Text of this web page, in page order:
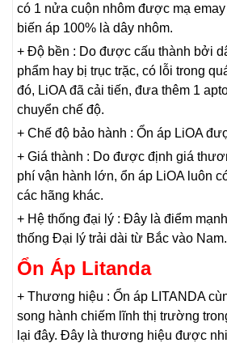
có 1 nửa cuộn nhôm được mạ
biến áp 100% là dây nhôm.
+ Độ bền : Do được cấu thành bởi
phẩm hay bị trục trặc, có lỗi trong
đó, LiOA đã cải tiến, đưa thêm 1
chuyển chế độ.
+ Chế độ bảo hành : Ổn áp LiOA
+ Giá thành : Do được định giá
phí vận hành lớn, ổn áp LiOA luôn
các hãng khác.
+ Hệ thống đại lý : Đây là điểm
thống Đại lý trải dài từ Bắc vào Nam.
Ổn Áp Litanda
+ Thương hiệu : Ổn áp LITANDA
song hành chiếm lĩnh thị trường
lại đây. Đây là thương hiệu được